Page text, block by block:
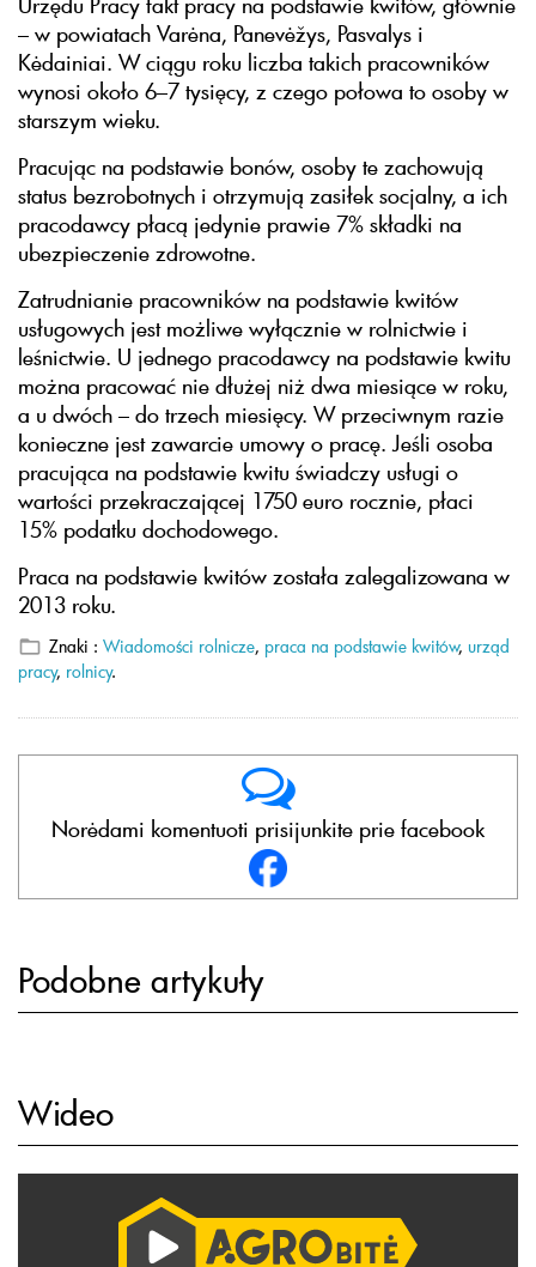
– w powiatach Varėna, Panevėžys, Pasvalys i
Kėdainiai. W ciągu roku liczba takich pracowników
wynosi około 6–7 tysięcy, z czego połowa to osoby w
starszym wieku.
Pracując na podstawie bonów, osoby te zachowują
status bezrobotnych i otrzymują zasiłek socjalny, a ich
pracodawcy płacą jedynie prawie 7% składki na
ubezpieczenie zdrowotne.
Zatrudnianie pracowników na podstawie kwitów
usługowych jest możliwe wyłącznie w rolnictwie i
leśnictwie. U jednego pracodawcy na podstawie kwitu
można pracować nie dłużej niż dwa miesiące w roku,
a u dwóch – do trzech miesięcy. W przeciwnym razie
konieczne jest zawarcie umowy o pracę. Jeśli osoba
pracująca na podstawie kwitu świadczy usługi o
wartości przekraczającej 1750 euro rocznie, płaci
15% podatku dochodowego.
Praca na podstawie kwitów została zalegalizowana w
2013 roku.
Znaki : Wiadomości rolnicze, praca na podstawie kwitów, urząd
pracy, rolnicy.
Norėdami komentuoti prisijunkite prie facebook
Podobne artykuły
Wideo